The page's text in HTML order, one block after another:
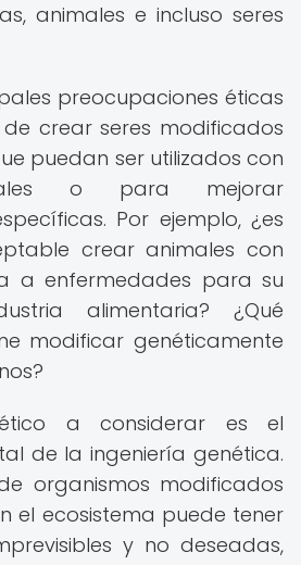
animales e incluso seres
preocupaciones éticas
crear seres modificados
puedan ser utilizados con
o para mejorar
Por ejemplo, ¿es
crear animales con
a enfermedades para su
alimentaria? ¿Qué
modificar genéticamente
a considerar es el
de la ingeniería genética.
organismos modificados
el ecosistema puede tener
y no deseadas,